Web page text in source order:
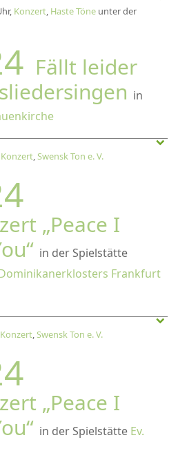
Konzert, Haste Töne unter der
Fällt leider
in
Konzert,Swensk Ton e. V.
„Peace I
in der Spielstätte
Frankfurt
Konzert,Swensk Ton e. V.
„Peace I
in der Spielstätte Ev.